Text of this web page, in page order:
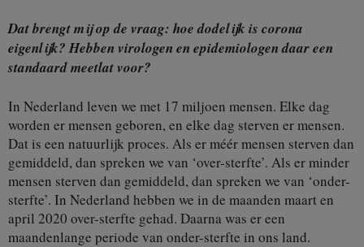
Dat brengt mij op de vraag: hoe dodelijk is corona
eigenlijk? Hebben virologen en epidemiologen daar een
standaard meetlat voor?
In Nederland leven we met 17 miljoen mensen. Elke dag
worden er mensen geboren, en elke dag sterven er mensen.
Dat is een natuurlijk proces. Als er méér mensen sterven dan
gemiddeld, dan spreken we van ‘over-sterfte’. Als er minder
mensen sterven dan gemiddeld, dan spreken we van ‘onder-
sterfte’. In Nederland hebben we in de maanden maart en
april 2020 over-sterfte gehad. Daarna was er een
maandenlange periode van onder-sterfte in ons land.